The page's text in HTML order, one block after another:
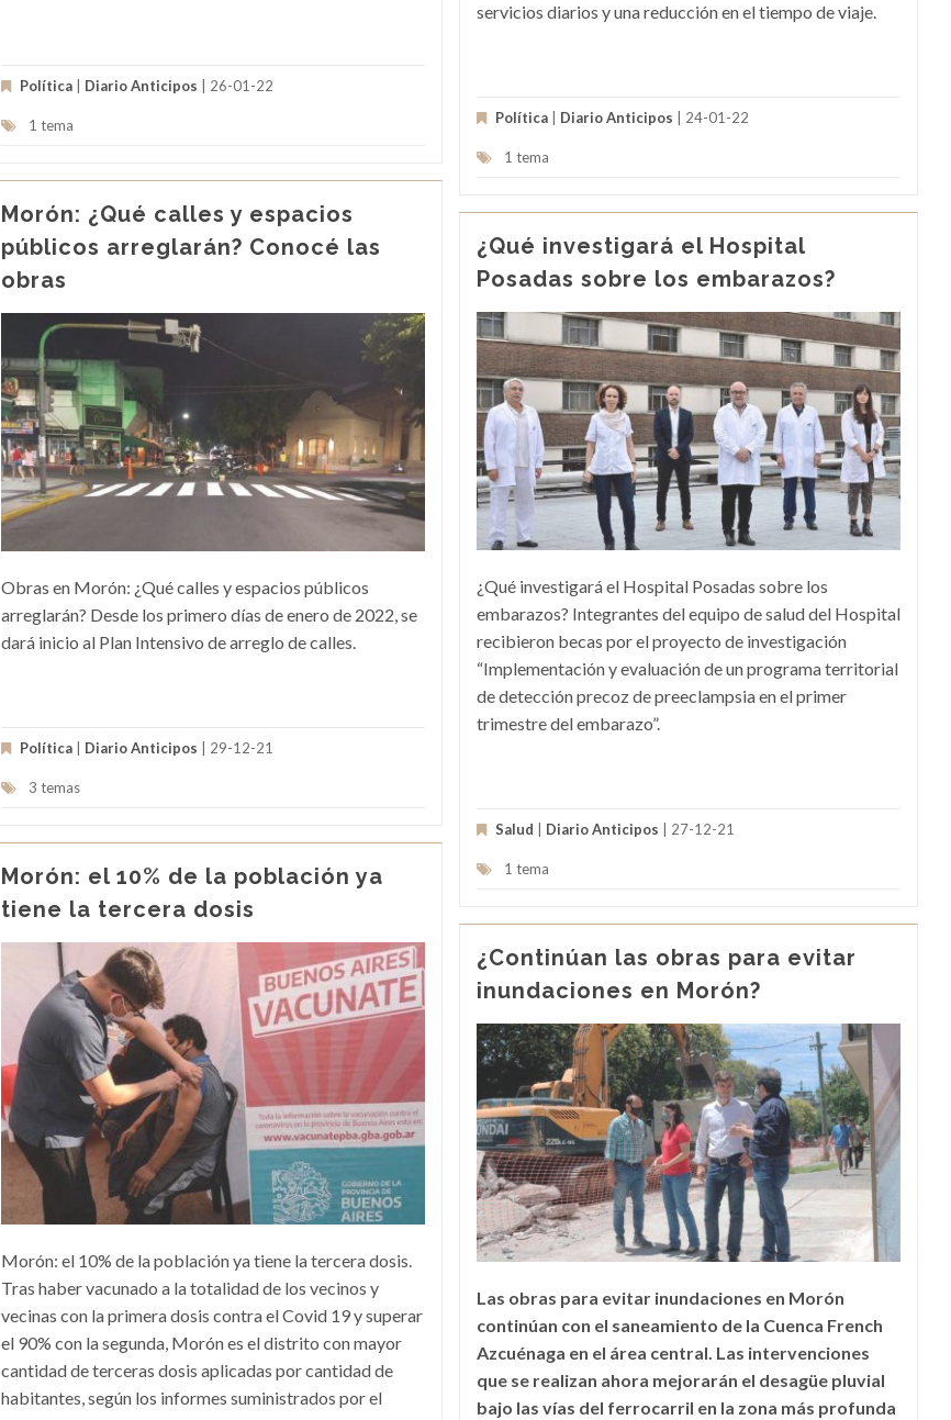
Política Diario Anticipos | 26-01-22
1 tema
servicios diarios y una reducción en el tiempo de viaje.
Política Diario Anticipos | 24-01-22
1 tema
Morón: ¿Qué calles y espacios
públicos arreglarán? Conocé las
obras
Obras en Morón: ¿Qué calles y espacios públicos
arreglarán? Desde los primero días de enero de 2022, se
dará inicio al Plan Intensivo de arreglo de calles.
Política Diario Anticipos | 29-12-21
3 temas
¿Qué investigará el Hospital
Posadas sobre los embarazos?
¿Qué investigará el Hospital Posadas sobre los
embarazos? Integrantes del equipo de salud del Hospital
recibieron becas por el proyecto de investigación
“Implementación y evaluación de un programa territorial
de detección precoz de preeclampsia en el primer
trimestre del embarazo”.
Salud Diario Anticipos | 27-12-21
1 tema
Morón: el 10% de la población ya
tiene la tercera dosis
Morón: el 10% de la población ya tiene la tercera dosis.
Tras haber vacunado a la totalidad de los vecinos y
vecinas con la primera dosis contra el Covid 19 y superar
el 90% con la segunda, Morón es el distrito con mayor
cantidad de terceras dosis aplicadas por cantidad de
habitantes, según los informes suministrados por el
¿Continúan las obras para evitar
inundaciones en Morón?
Las obras para evitar inundaciones en Morón
continúan con el saneamiento de la Cuenca French
Azcuénaga en el área central. Las intervenciones
que se realizan ahora mejorarán el desagüe pluvial
bajo las vías del ferrocarril en la zona más profunda